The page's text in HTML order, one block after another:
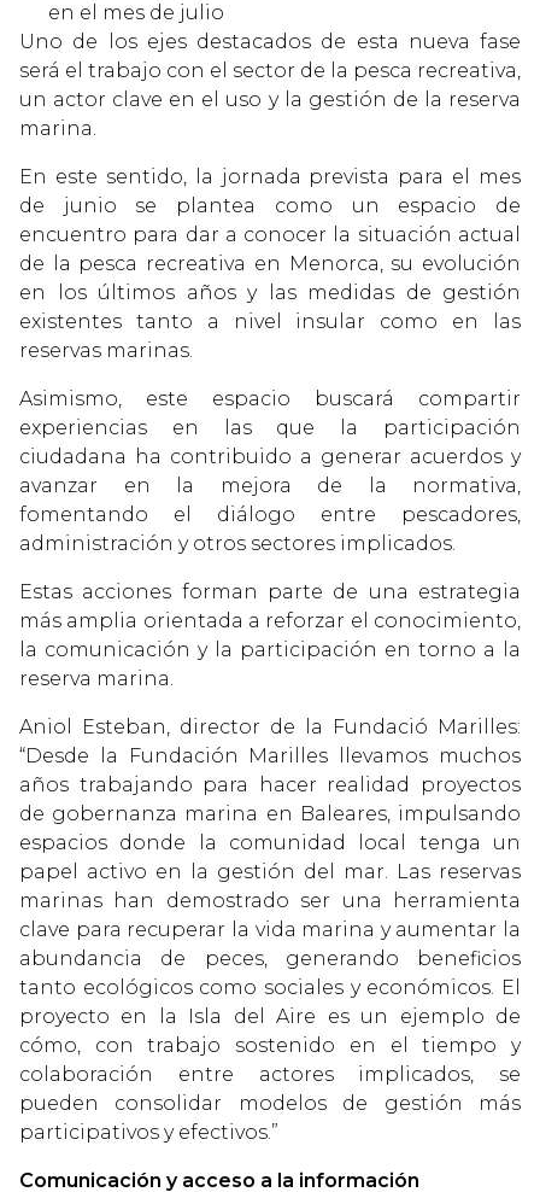
en el mes de julio
Uno de los ejes destacados de esta nueva fase
será el trabajo con el sector de la pesca recreativa,
un actor clave en el uso y la gestión de la reserva
marina.
En este sentido, la jornada prevista para el mes
de junio se plantea como un espacio de
encuentro para dar a conocer la situación actual
de la pesca recreativa en Menorca, su evolución
en los últimos años y las medidas de gestión
existentes tanto a nivel insular como en las
reservas marinas.
Asimismo, este espacio buscará compartir
experiencias en las que la participación
ciudadana ha contribuido a generar acuerdos y
avanzar en la mejora de la normativa,
fomentando el diálogo entre pescadores,
administración y otros sectores implicados.
Estas acciones forman parte de una estrategia
más amplia orientada a reforzar el conocimiento,
la comunicación y la participación en torno a la
reserva marina.
Aniol Esteban, director de la Fundació Marilles:
“Desde la Fundación Marilles llevamos muchos
años trabajando para hacer realidad proyectos
de gobernanza marina en Baleares, impulsando
espacios donde la comunidad local tenga un
papel activo en la gestión del mar. Las reservas
marinas han demostrado ser una herramienta
clave para recuperar la vida marina y aumentar la
abundancia de peces, generando beneficios
tanto ecológicos como sociales y económicos. El
proyecto en la Isla del Aire es un ejemplo de
cómo, con trabajo sostenido en el tiempo y
colaboración entre actores implicados, se
pueden consolidar modelos de gestión más
participativos y efectivos.”
Comunicación y acceso a la información